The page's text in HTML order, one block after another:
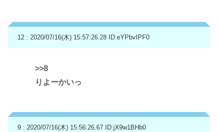
12 : 2020/07/16(木) 15:57:26.28 ID:eYPbvIPF0
>>8
りよーかいっ
9 : 2020/07/16(木) 15:56:26.67 ID:jX9w1BHb0